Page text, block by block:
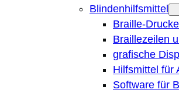
Blindenhilfsmittel
Braille-
Braillezeilen
grafische
Hilfsmittel für
Software für